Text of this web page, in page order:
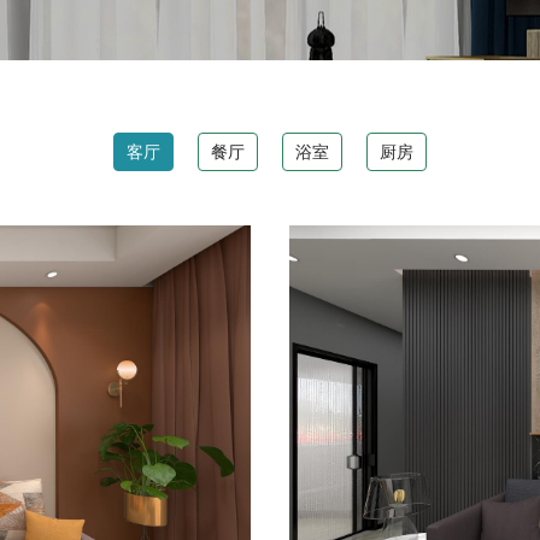
客厅 餐厅 浴室 厨房